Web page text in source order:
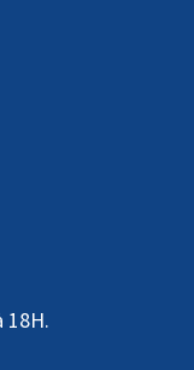
18H.